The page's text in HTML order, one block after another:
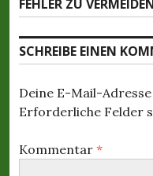
r
a
g
s
N
r
i
g
r
B
i
ä
c
h
s
e
r
e
FEHLER ZU VERMEIDEN
SCHREIBE EINEN
Deine E-Mail-
Erforderliche Felder
Kommentar *